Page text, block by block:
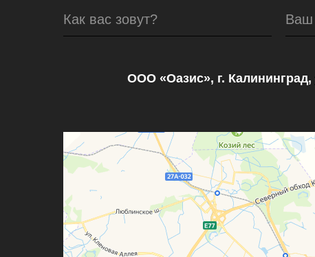
Как вас зовут? Ваш
ООО «Оазис», г.